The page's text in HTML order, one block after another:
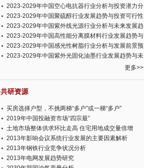
资潜力分析报告
2023-2029年中国空心电抗器行业分析与投资潜力分
析报告
2023-2029年中国聚硫醇行业发展趋势与投资可行性
报告
2023-2029年中国紫外线光源行业分析与未来发展趋
势报告
2023-2029年中国高性能分离膜材料行业发展趋势与
发展前景预测报告
2023-2029年中国感光性树脂行业分析与发展前景预
测报告
2023-2029年中国紫外光固化油墨行业发展趋势与未
更多>>
共研资源
买房选择户型，不挑两梯“多户”或一梯“多户”
2019年中国投融资市场“四宗最”
土地市场整体供求环比走高 住宅用地成交量倍增
2013年影响会议系统行业发展的主要因素解析
2013年钢铁行业竞争状况分析
2013年电网发展趋势研究